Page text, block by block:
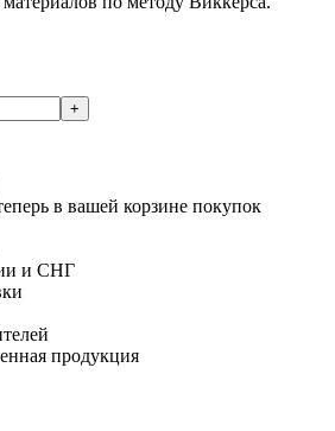
в вашей корзине покупок
и СНГ
продукция